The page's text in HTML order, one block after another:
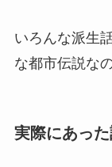
いろんな派生
な都市伝説な
実際にあった